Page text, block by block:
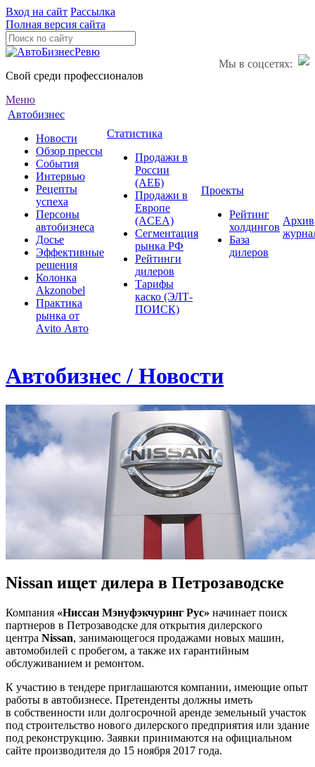
Вход на сайт Рассылка
Полная версия сайта
Мы в соцсетях:
Свой среди профессионалов
Меню
Автобизнес
Новости
Обзор прессы
События
Интервью
Рецепты
успеха
Персоны
автобизнеса
Досье
Эффективные
решения
Колонка
Akzonobel
Практика
рынка от
Аvito Авто
Статистика
Продажи в
России
(АЕБ)
Продажи в
Европе
(ACEA)
Сегментация
рынка РФ
Рейтинги
дилеров
Тарифы
каско (ЭЛТ-
ПОИСК)
Проекты
Рейтинг
холдингов
База
дилеров
Архив
Автобизнес / Новости
Nissan ищет дилера в Петрозаводске
Компания «Ниссан Мэнуфэкчуринг Рус» начинает поиск
партнеров в Петрозаводске для открытия дилерского
центра Nissan, занимающегося продажами новых машин,
автомобилей с пробегом, а также их гарантийным
обслуживанием и ремонтом.
К участию в тендере приглашаются компании, имеющие опыт
работы в автобизнесе. Претенденты должны иметь
в собственности или долгосрочной аренде земельный участок
под строительство нового дилерского предприятия или здание
под реконструкцию. Заявки принимаются на официальном
сайте производителя до 15 ноября 2017 года.